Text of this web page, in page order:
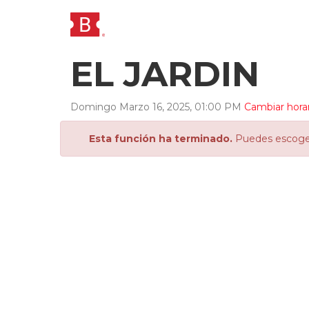
EL JARDIN
Domingo Marzo 16, 2025, 01:00 PM Cambiar
Esta función ha terminado. Puedes